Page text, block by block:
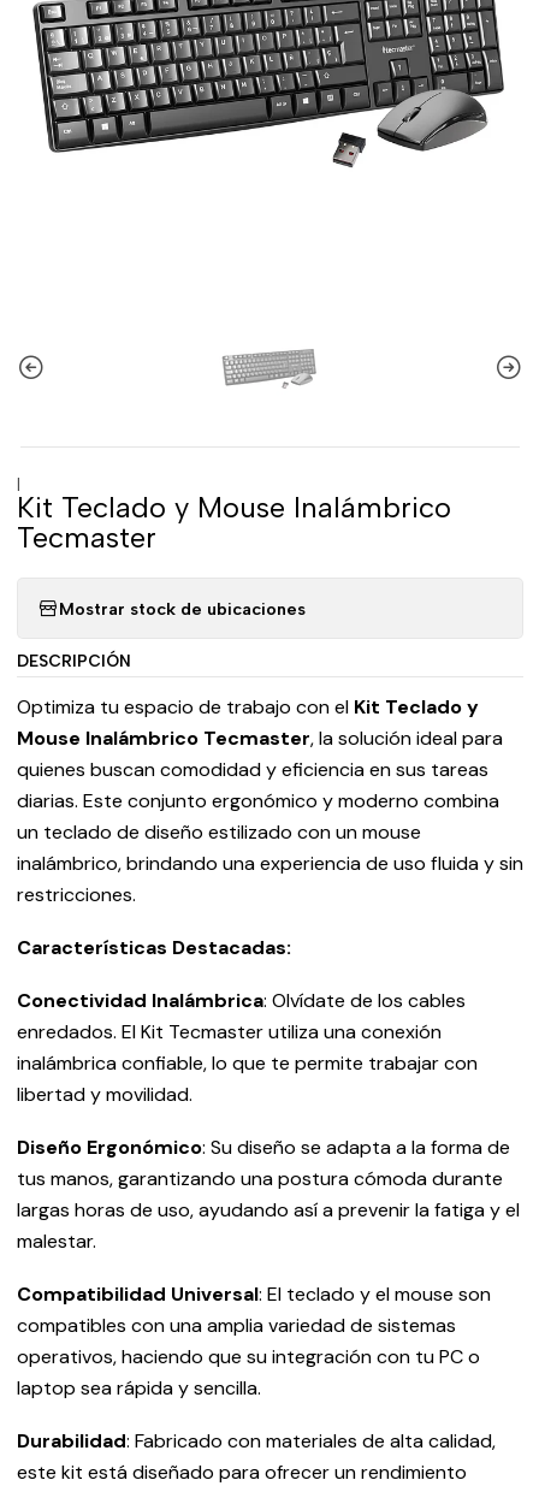
|
Kit Teclado y Mouse Inalámbrico
Tecmaster
Mostrar stock de ubicaciones
DESCRIPCIÓN
Optimiza tu espacio de trabajo con el Kit Teclado y
Mouse Inalámbrico Tecmaster, la solución ideal para
quienes buscan comodidad y eficiencia en sus tareas
diarias. Este conjunto ergonómico y moderno combina
un teclado de diseño estilizado con un mouse
inalámbrico, brindando una experiencia de uso fluida y sin
restricciones.
Características Destacadas:
Conectividad Inalámbrica: Olvídate de los cables
enredados. El Kit Tecmaster utiliza una conexión
inalámbrica confiable, lo que te permite trabajar con
libertad y movilidad.
Diseño Ergonómico: Su diseño se adapta a la forma de
tus manos, garantizando una postura cómoda durante
largas horas de uso, ayudando así a prevenir la fatiga y el
malestar.
Compatibilidad Universal: El teclado y el mouse son
compatibles con una amplia variedad de sistemas
operativos, haciendo que su integración con tu PC o
laptop sea rápida y sencilla.
Durabilidad: Fabricado con materiales de alta calidad,
este kit está diseñado para ofrecer un rendimiento